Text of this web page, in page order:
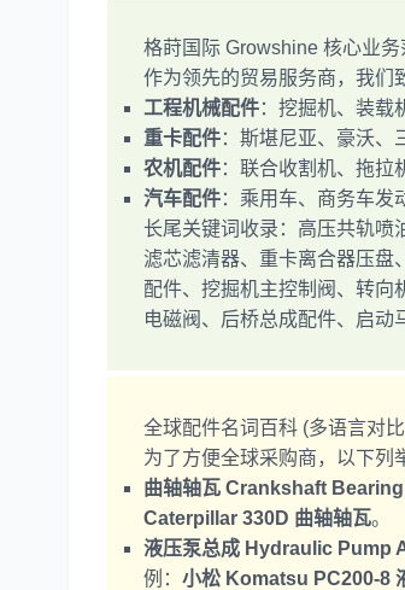
格莳国际 Growshine 核心业务
作为领先的贸易服务商，我们
工程机械配件：挖掘机、装载
重卡配件：斯堪尼亚、豪沃、
农机配件：联合收割机、拖拉
汽车配件：乘用车、商务车发
长尾关键词收录：高压共轨喷
滤芯滤清器、重卡离合器压盘
配件、挖掘机主控制阀、转向
电磁阀、后桥总成配件、启动
全球配件名词百科 (多语言对
为了方便全球采购商，以下列
曲轴轴瓦 Crankshaft
Caterpillar 330D 曲轴轴瓦。
液压泵总成 Hydraulic Pump
例： 小松 Komatsu PC200-8